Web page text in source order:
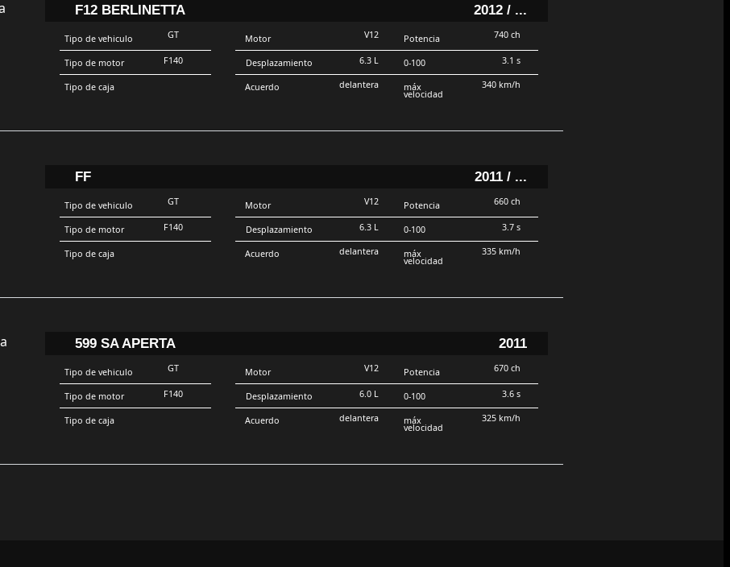
F12 BERLINETTA 2012 / ...
Tipo de vehiculo
Tipo de motor
Tipo de caja
GT
F140
Motor
Desplazamiento
Acuerdo
V12
6.3 L
delantera
Potencia
0-100
máx
velocidad
740 ch
3.1 s
340 km/h
FF 2011 / ...
Tipo de vehiculo
Tipo de motor
Tipo de caja
GT
F140
Motor
Desplazamiento
Acuerdo
V12
6.3 L
delantera
Potencia
0-100
máx
velocidad
660 ch
3.7 s
335 km/h
599 SA APERTA 2011
Tipo de vehiculo
Tipo de motor
Tipo de caja
GT
F140
Motor
Desplazamiento
Acuerdo
V12
6.0 L
delantera
Potencia
0-100
máx
velocidad
670 ch
3.6 s
325 km/h